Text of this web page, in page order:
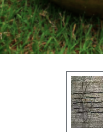
Login / Register
Panier